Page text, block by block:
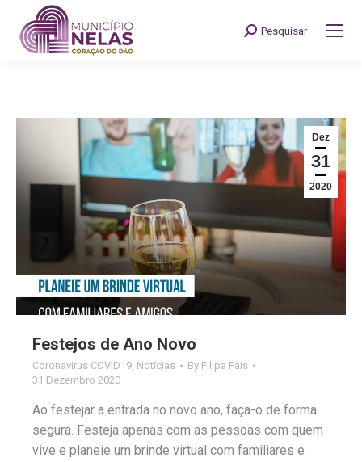
Search:
Pesquisar
Dez
31
2020
Festejos de Ano Novo
Coronavirus COVID19, Notícias By Filipa Pais
31 Dezembro 2020
Ao festejar a entrada no novo ano, faça-o de forma
segura. Festeja apenas com as pessoas com quem
vive e planeie um brinde virtual com familiares e